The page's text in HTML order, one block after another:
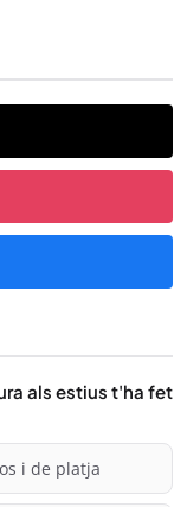
als estius t'ha fet
i de platja